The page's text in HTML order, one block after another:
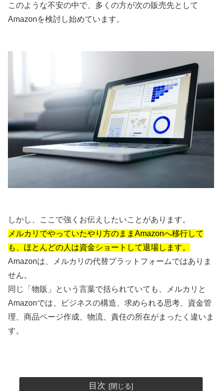
このような不安の中で、多くの方が次の販売先として
Amazonを検討し始めています。
しかし、ここで強くお伝えしたいことがあります。
メルカリでやっていたやり方のままAmazonへ移行して
も、ほとんどの人は資金ショートして退場します。
Amazonは、メルカリの代替プラットフォームではありま
せん。
同じ「物販」という言葉で括られていても、メルカリと
Amazonでは、ビジネスの構造、求められる思考、資金管
理、商品ページ作成、物流、責任の所在がまったく違いま
す。
目次